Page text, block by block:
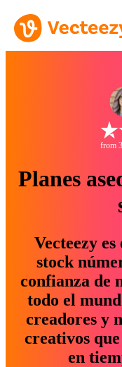
from
Planes
Vecteezy
stock
confianza de
todo el
creadores y
creativos
en